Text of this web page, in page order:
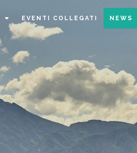
EVENTI COLLEGATI NEWS